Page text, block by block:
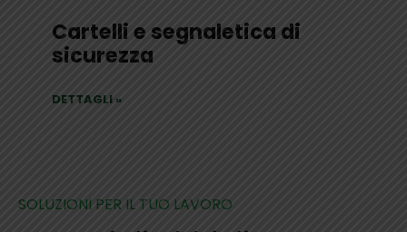
Cartelli e segnaletica di
sicurezza
DETTAGLI »
SOLUZIONI PER IL TUO LAVORO